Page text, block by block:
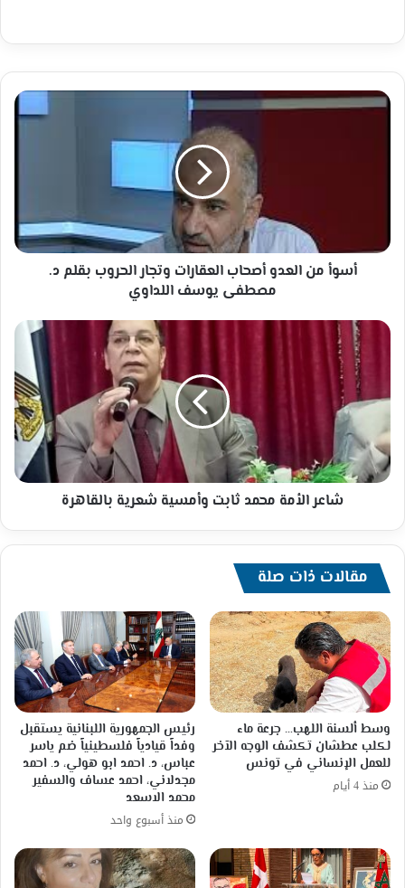
أسوأ
د.
مصطفىأسوأ من العدو أصحاب العقارات وتجار الحروب بقلم د.
مصطفى يوسف اللداوي
شاعر
وأمسية
شعرية
بالقاهرة
شاعر الأمة محمد ثابت وأمسية شعرية بالقاهرة
مقالات ذات صلة
وسط ألسنة اللهب… جرعة ماء
لكلب عطشان تكشف الوجه الآخر
للعمل الإنساني في تونس
منذ 4 أيام
رئيس الجمهورية اللبنانية يستقبل
وفداً قيادياً فلسطينياً ضم ياسر
عباس، د. احمد ابو هولي، د. احمد
مجدلاني، احمد عساف والسفير
محمد الاسعد
منذ أسبوع واحد